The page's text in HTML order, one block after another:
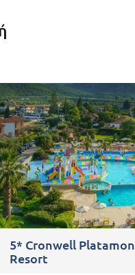
5* Cronwell Platamon
Resort